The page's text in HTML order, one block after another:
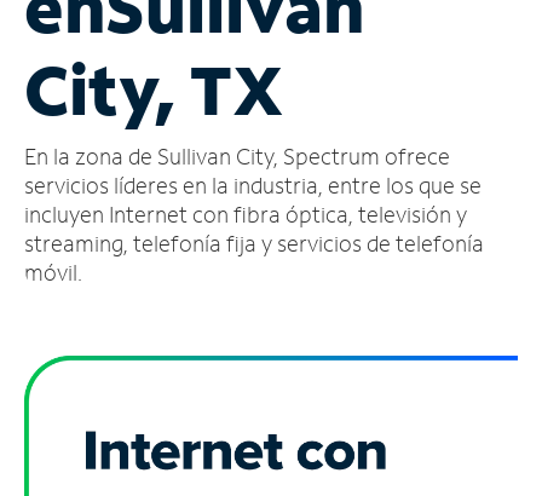
cuenta
Encuentra
tienda
City, TX
En la zona de Sullivan City, Spectrum ofrece
servicios líderes en la industria, entre los que se
incluyen Internet con fibra óptica, televisión y
streaming, telefonía fija y servicios de telefonía
móvil.